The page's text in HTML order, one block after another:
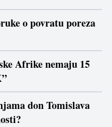
o povratu poreza
Afrike nemaju 15
don Tomislava